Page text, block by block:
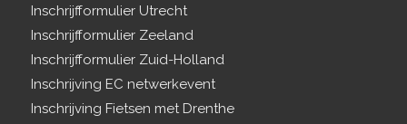
Inschrijfformulier Utrecht
Inschrijfformulier Zeeland
Inschrijfformulier Zuid-Holland
Inschrijving EC netwerkevent
Inschrijving Fietsen met Drenthe